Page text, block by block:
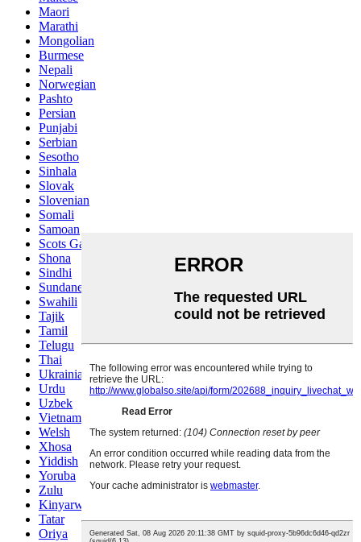
Maori
Marathi
Mongolian
Burmese
Nepali
Norwegian
Pashto
Persian
Punjabi
Serbian
Sesotho
Sinhala
Slovak
Slovenian
Somali
Samoan
Scots Gaelic
Shona
Sindhi
Sundanese
Swahili
Tajik
Tamil
Telugu
Thai
Ukrainian
Urdu
Uzbek
Vietnamese
Welsh
Xhosa
Yiddish
Yoruba
Zulu
Kinyarwanda
Tatar
Oriya